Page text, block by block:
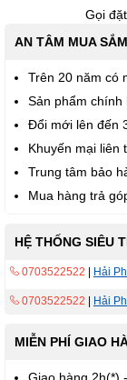
Gọi
AN TÂM MUA SẮM
Trên 20 năm có
Sản phẩm chính
Đổi mới lên đến
Khuyến mại liên
Trung tâm bảo
Mua hàng trả
HỆ THỐNG SIÊU
0703522522 Hải
0703522522 Hải
MIỄN PHÍ GIAO